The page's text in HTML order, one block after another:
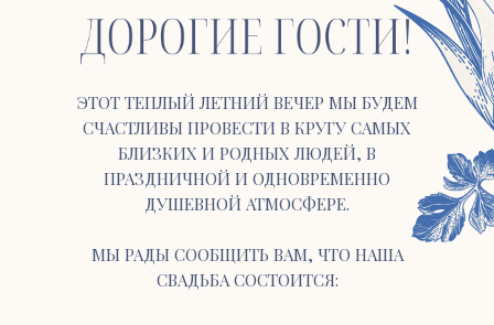
ЭТОТ ТЕПЛЫЙ ЛЕТНИЙ ВЕЧЕР МЫ БУДЕМ
СЧАСТЛИВЫ ПРОВЕСТИ В КРУГУ САМЫХ
БЛИЗКИХ И РОДНЫХ ЛЮДЕЙ, В
ПРАЗДНИЧНОЙ И ОДНОВРЕМЕННО
ДУШЕВНОЙ АТМОСФЕРЕ.
МЫ РАДЫ СООБЩИТЬ ВАМ, ЧТО НАША
СВАДЬБА СОСТОИТСЯ: